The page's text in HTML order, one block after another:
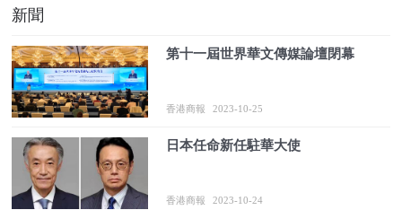
新聞
第十一屆世界華文傳媒論壇閉幕
香港商報 2023-10-25
日本任命新任駐華大使
香港商報 2023-10-24